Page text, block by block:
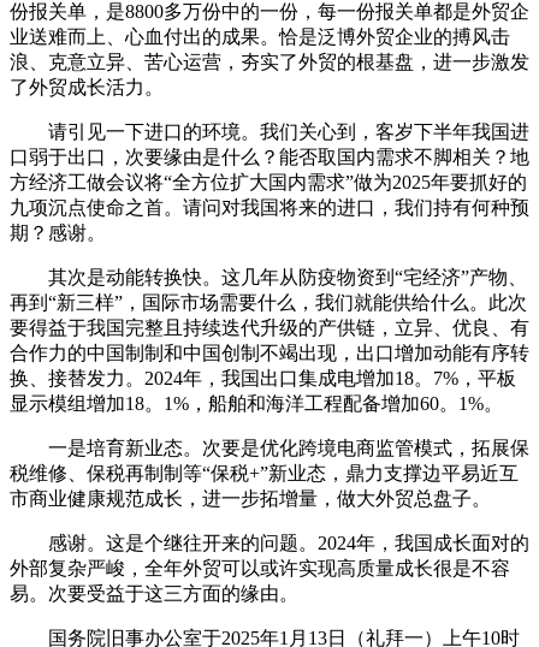
份报关单，是8800多万份中的一份，每一份报关单都是外贸企
业送难而上、心血付出的成果。恰是泛博外贸企业的搏风击
浪、克意立异、苦心运营，夯实了外贸的根基盘，进一步激发
了外贸成长活力。
请引见一下进口的环境。我们关心到，客岁下半年我国进
口弱于出口，次要缘由是什么？能否取国内需求不脚相关？地
方经济工做会议将“全方位扩大国内需求”做为2025年要抓好的
九项沉点使命之首。请问对我国将来的进口，我们持有何种预
期？感谢。
其次是动能转换快。这几年从防疫物资到“宅经济”产物、
再到“新三样”，国际市场需要什么，我们就能供给什么。此次
要得益于我国完整且持续迭代升级的产供链，立异、优良、有
合作力的中国制制和中国创制不竭出现，出口增加动能有序转
换、接替发力。2024年，我国出口集成电增加18。7%，平板
显示模组增加18。1%，船舶和海洋工程配备增加60。1%。
一是培育新业态。次要是优化跨境电商监管模式，拓展保
税维修、保税再制制等“保税+”新业态，鼎力支撑边平易近互
市商业健康规范成长，进一步拓增量，做大外贸总盘子。
感谢。这是个继往开来的问题。2024年，我国成长面对的
外部复杂严峻，全年外贸可以或许实现高质量成长很是不容
易。次要受益于这三方面的缘由。
国务院旧事办公室于2025年1月13日（礼拜一）上午10时